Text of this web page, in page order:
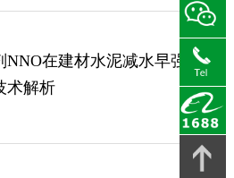
NNO在建材水泥减水早强中的
术解析